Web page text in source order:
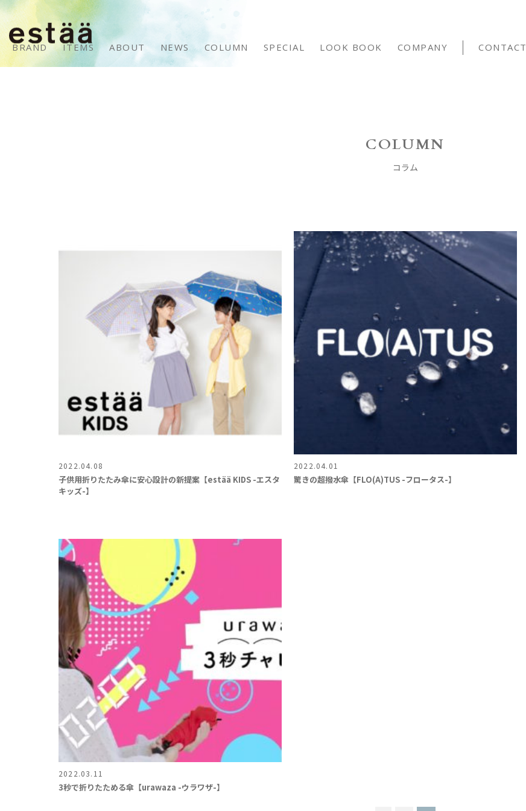
BRAND ITEMS ABOUT NEWS COLUMN SPECIAL LOOK BOOK COMPANY CONTACT
COLUMN
コラム
2022.04.08
子供用折りたたみ傘に安心設計の新提案【estää KIDS -エスタ
キッズ-】
2022.04.01
驚きの超撥水傘【FLO(A)TUS -フロータス-】
2022.03.11
3秒で折りたためる傘【urawaza -ウラワザ-】